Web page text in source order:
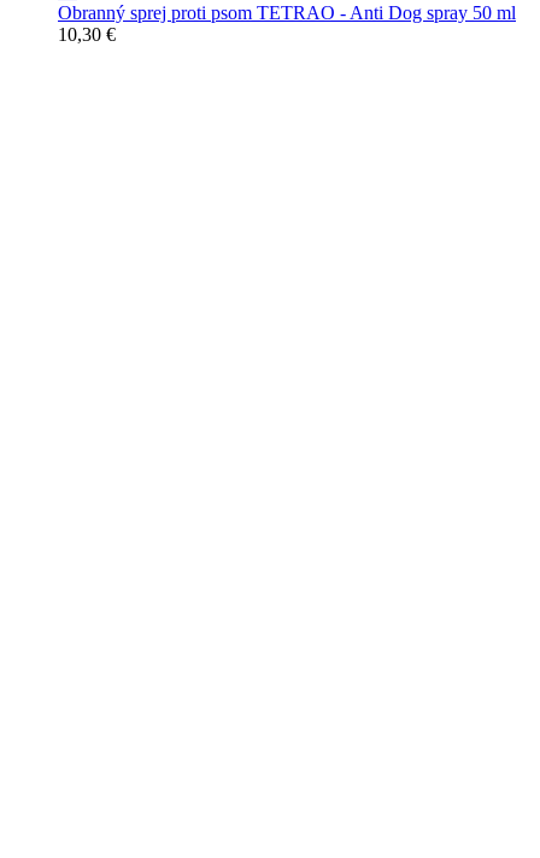
Obranný sprej proti psom TETRAO - Anti Dog spray 50 ml
10,30 €